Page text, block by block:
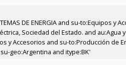
DE ENERGIA and su-to:Equipos y
Sociedad del Estado. and au:Agua
y Accesorios and su-to:Producción de
geo:Argentina and itype:BK'